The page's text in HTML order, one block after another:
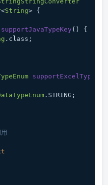
<String> {
supportJavaTypeKey ( ) {
. class ;
supportExcelTypeKey
. STRING ;
用